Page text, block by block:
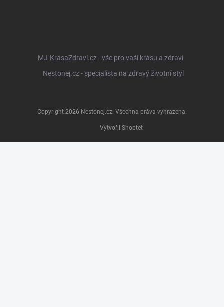
MJ-KrasaZdravi.cz - vše pro vaši krásu a zdraví
Nestonej.cz - specialista na zdravý životní styl
Vytvořil Shoptet
Copyright 2026 Nestonej.cz. Všechna práva vyhrazena.